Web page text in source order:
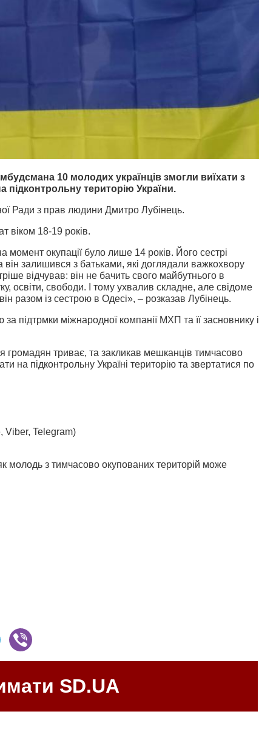
10 молодих українців змогли виїхати з
підконтрольну територію України.
Ради з прав людини Дмитро Лубінець.
віком 18-19 років.
момент окупації було лише 14 років. Його сестрі
залишився з батьками, які доглядали важкохвору
відчував: він не бачить свого майбутнього в
освіти, свободи. І тому ухвалив складне, але свідоме
разом із сестрою в Одесі», – розказав Лубінець.
підтрмки міжнародної компанії МХП та її засновнику і
громадян триває, та закликав мешканців тимчасово
на підконтрольну Україні територію та звертатися по
Viber, Telegram)
молодь з тимчасово окупованих територій може
SD.UA